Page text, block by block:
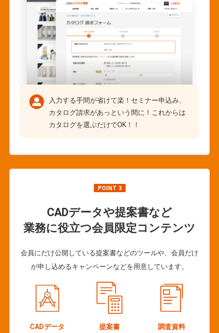
入力する手間が省けて楽！セミナー申込み、
カタログ請求があっという間に！これからは
カタログを選ぶだけでOK！！
POINT 3
CADデータや提案書など
業務に役立つ会員限定コンテンツ
会員にだけ公開している提案書などのツールや、会員だけ
が申し込めるキャンペーンなどを用意しています。
CADデータ 提案書 調査資料